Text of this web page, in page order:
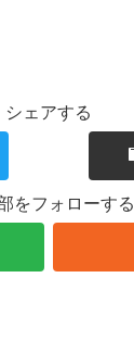
シェアする
をフォローする